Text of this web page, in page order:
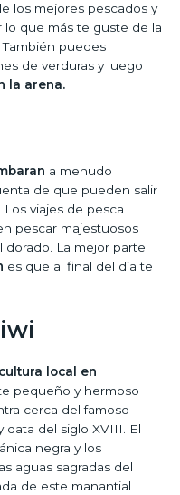
los mejores pescados y
lo que más te guste de la
puedes
de verduras y luego
la arena.
a menudo
de que pueden salir
viajes de pesca
pescar majestuosos
dorado. La mejor parte
es que al final del día te
cultura local en
pequeño y hermoso
cerca del famoso
data del siglo XVIII. El
negra y los
aguas sagradas del
de este manantial